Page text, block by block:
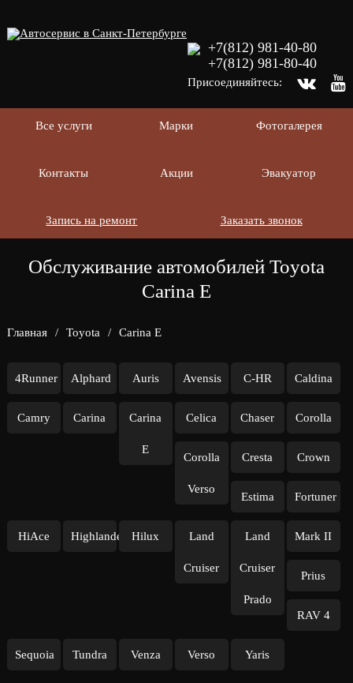
+7(812) 981-40-80
+7(812) 981-80-40
Присоединяйтесь:
Все услуги Марки Фотогалерея
Контакты Акции Эвакуатор
Заказать звонок
Запись на ремонт
Обслуживание автомобилей Toyota
Carina E
Главная / Toyota / Carina E
4Runner Alphard Auris Avensis C-HR Caldina
Camry Carina Carina
E
Celica Chaser Corolla
Corolla
Verso
Cresta Crown
Estima Fortuner
HiAce Highlander Hilux Land
Cruiser
Land
Cruiser
Prado
Mark II
Prius
RAV 4
Sequoia Tundra Venza Verso Yaris